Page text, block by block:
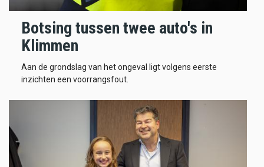
Botsing tussen twee auto's in
Klimmen
Aan de grondslag van het ongeval ligt volgens eerste
inzichten een voorrangsfout.